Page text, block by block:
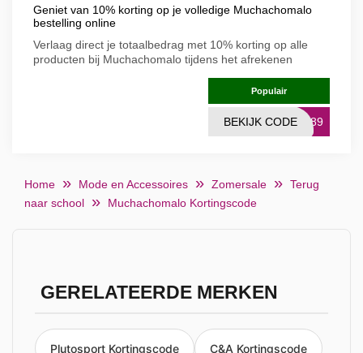
Geniet van 10% korting op je volledige Muchachomalo
bestelling online
Verlaag direct je totaalbedrag met 10% korting op alle
producten bij Muchachomalo tijdens het afrekenen
Populair
4H89
BEKIJK CODE
Home Mode en Accessoires Zomersale
Terug
naar school
Muchachomalo Kortingscode
GERELATEERDE MERKEN
Plutosport Kortingscode C&A Kortingscode